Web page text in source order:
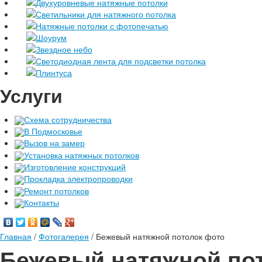
Светильники для натяжного потолка
Натяжные потолки с фотопечатью
Шоурум
Звездное небо
Светодиодная лента для подсветки потолка
Плинтуса
Услуги
Схема сотрудничества
В Подмосковье
Вызов на замер
Установка натяжных потолков
Изготовление конструкций
Прокладка электропроводки
Ремонт потолков
Контакты
Главная / Фотогалерея / Бежевый натяжной потолок фото